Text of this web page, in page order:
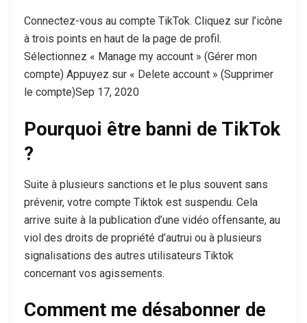
Connectez-vous au compte TikTok. Cliquez sur l’icône
à trois points en haut de la page de profil.
Sélectionnez « Manage my account » (Gérer mon
compte) Appuyez sur « Delete account » (Supprimer
le compte)Sep 17, 2020
Pourquoi être banni de TikTok
?
Suite à plusieurs sanctions et le plus souvent sans
prévenir, votre compte Tiktok est suspendu. Cela
arrive suite à la publication d’une vidéo offensante, au
viol des droits de propriété d’autrui ou à plusieurs
signalisations des autres utilisateurs Tiktok
concernant vos agissements.
Comment me désabonner de